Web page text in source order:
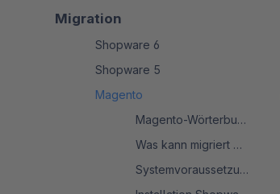
Migration
Shopware 6
Shopware 5
Magento
Magento-Wörterbuch
Was kann migriert werden?
Systemvoraussetzungen